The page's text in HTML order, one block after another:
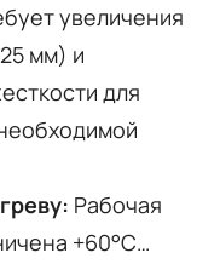
увеличения
мм) и
для
Рабочая
+60°C…